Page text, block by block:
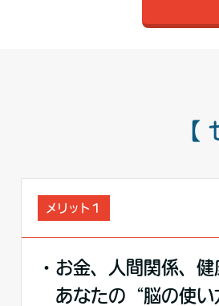
【
メリット１
・お金、人間関係、
あなたの“脳の使い